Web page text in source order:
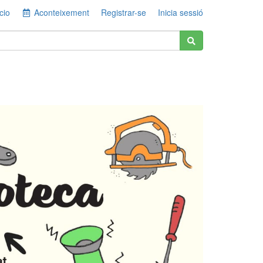
Aconteixement Registrar-se Inicia sessió